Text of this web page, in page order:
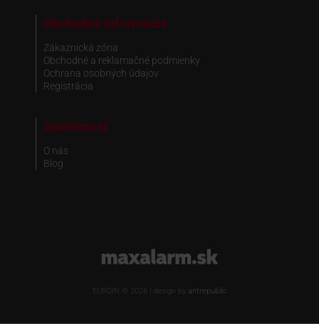
Obchodné informácie
Zákaznická zóna
Obchodné a reklamačné podmienky
Ochrana osobných údajov
Registrácia
Spoločnosť
O nás
Blog
www.maxalarm.sk
EUROIN © 2026 | design by antrepublic